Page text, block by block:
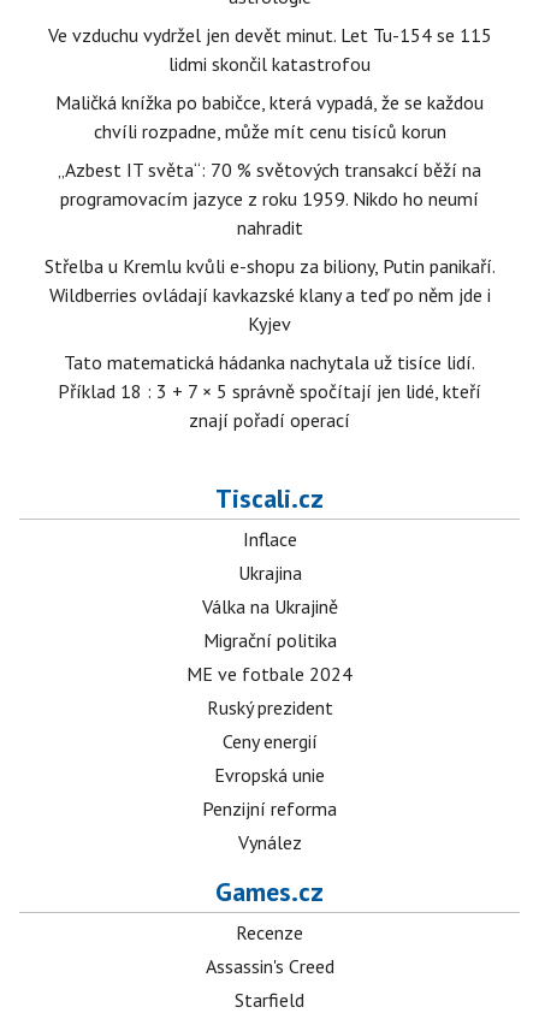
Ve vzduchu vydržel jen devět minut. Let Tu-154 se 115
lidmi skončil katastrofou
Maličká knížka po babičce, která vypadá, že se každou
chvíli rozpadne, může mít cenu tisíců korun
„Azbest IT světa“: 70 % světových transakcí běží na
programovacím jazyce z roku 1959. Nikdo ho neumí
nahradit
Střelba u Kremlu kvůli e-shopu za biliony, Putin panikaří.
Wildberries ovládají kavkazské klany a teď po něm jde i
Kyjev
Tato matematická hádanka nachytala už tisíce lidí.
Příklad 18 : 3 + 7 × 5 správně spočítají jen lidé, kteří
znají pořadí operací
Tiscali.cz
Inflace
Ukrajina
Válka na Ukrajině
Migrační politika
ME ve fotbale 2024
Ruský prezident
Ceny energií
Evropská unie
Penzijní reforma
Vynález
Games.cz
Recenze
Assassin's Creed
Starfield